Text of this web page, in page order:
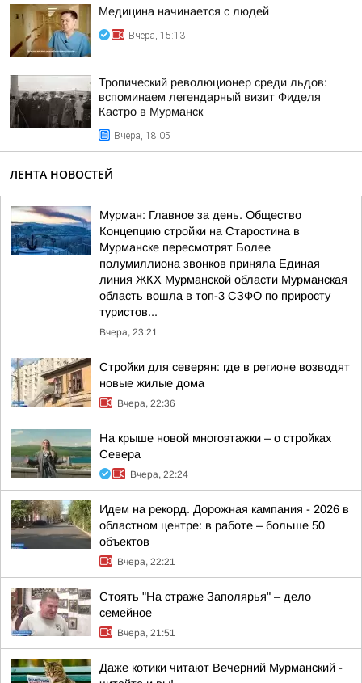
Медицина начинается с людей
Вчера, 15:13
Тропический революционер среди льдов:
вспоминаем легендарный визит Фиделя
Кастро в Мурманск
Вчера, 18:05
ЛЕНТА НОВОСТЕЙ
Мурман: Главное за день. Общество
Концепцию стройки на Старостина в
Мурманске пересмотрят Более
полумиллиона звонков приняла Единая
линия ЖКХ Мурманской области Мурманская
область вошла в топ-3 СЗФО по приросту
туристов...
Вчера, 23:21
Стройки для северян: где в регионе возводят
новые жилые дома
Вчера, 22:36
На крыше новой многоэтажки – о стройках
Севера
Вчера, 22:24
Идем на рекорд. Дорожная кампания - 2026 в
областном центре: в работе – больше 50
объектов
Вчера, 22:21
Стоять "На страже Заполярья" – дело
семейное
Вчера, 21:51
Даже котики читают Вечерний Мурманский -